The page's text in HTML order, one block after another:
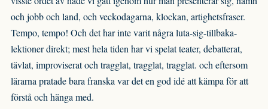
och jobb och land, och veckodagarna, klockan, artighetsfraser.
Tempo, tempo! Och det har inte varit några luta-sig-tillbaka-
lektioner direkt; mest hela tiden har vi spelat teater, debatterat,
tävlat, improviserat och tragglat, tragglat, tragglat. och eftersom
lärarna pratade bara franska var det en god idé att kämpa för att
förstå och hänga med.